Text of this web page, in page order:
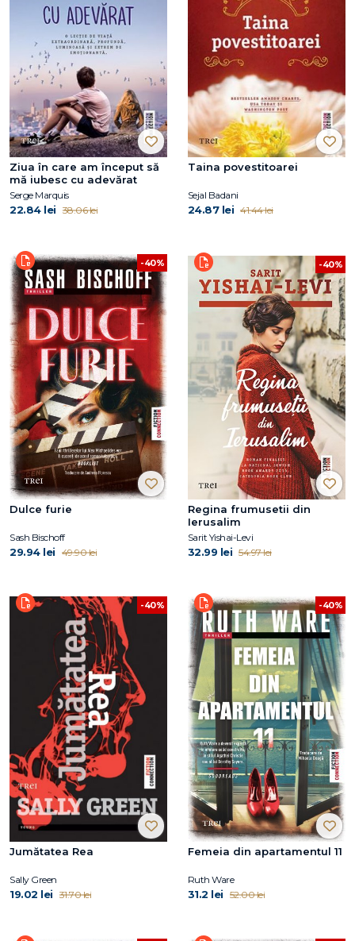
Ziua în care am început să
mă iubesc cu adevărat
Serge Marquis
22.84 lei 38.06 lei
Taina povestitoarei
Sejal Badani
24.87 lei 41.44 lei
-40%
Dulce furie
Sash Bischoff
29.94 lei 49.90 lei
-40%
Regina frumusetii din
Ierusalim
Sarit Yishai-Levi
32.99 lei 54.97 lei
-40%
Jumătatea Rea
Sally Green
19.02 lei 31.70 lei
-40%
Femeia din apartamentul 11
Ruth Ware
31.2 lei 52.00 lei